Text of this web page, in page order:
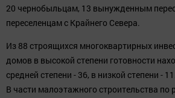
20 чернобыльцам, 13 вынужденным
переселенцам с Крайнего Севера.
Из 88 строящихся многоквартирных
домов в высокой степени готовности
средней степени - 36, в низкой степени -
В части малоэтажного строительства по